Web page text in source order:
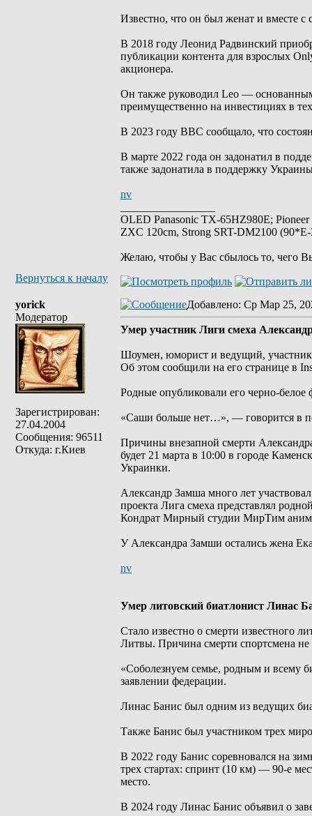
Известно, что он был женат и вместе
В 2018 году Леонид Радвинский
публикации контента для взрослых
акционера.
Он также руководил Leo —
преимущественно на инвестициях в
В 2023 году BBC сообщало, что
В марте 2022 года он задонатил в
также задонатила в поддержку
nv
OLED Panasonic TX-65HZ980E;
ZXC 120cm, Strong SRT-DM2100
Желаю, чтобы у Вас сбылось то, чего
Вернуться к началу
yorick
Модератор
Зарегистрирован:
27.04.2004
Сообщения: 96511
Откуда: г.Киев
Добавлено: Ср Мар 25,
Умер участник Лиги смеха
Шоумен, юморист и ведущий, участник
Об этом сообщили на его странице в
Родные опубликовали его черно-
«Саши больше нет…», — говорится в
Причины внезапной смерти
будет 21 марта в 10:00 в городе
Украинки.
Александр Замша много лет
проекта Лига смеха представлял
Кондрат Мирный студии МирТим
У Александра Замши остались жена
nv
Умер литовский биатлонист Линас
Стало известно о смерти известного
Литвы. Причина смерти спортсмена не
«Соболезнуем семье, родным и всему
заявлении федерации.
Линас Банис был одним из ведущих
Также Банис был участником трех
В 2022 году Банис соревновался на
трех стартах: спринт (10 км) — 90-е
место.
В 2024 году Линас Банис объявил о